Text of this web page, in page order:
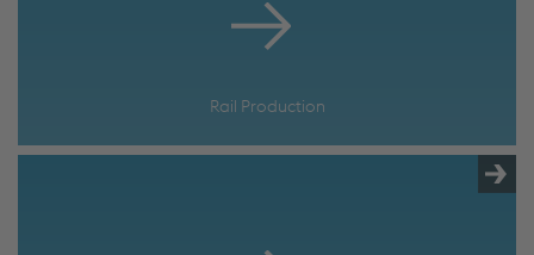
Rail Production